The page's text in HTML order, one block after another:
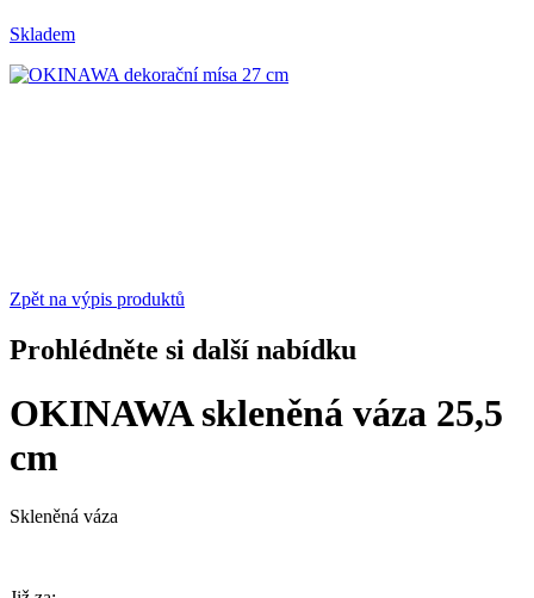
Skladem
Zpět na výpis produktů
Prohlédněte si další nabídku
OKINAWA skleněná váza 25,5
cm
Skleněná váza